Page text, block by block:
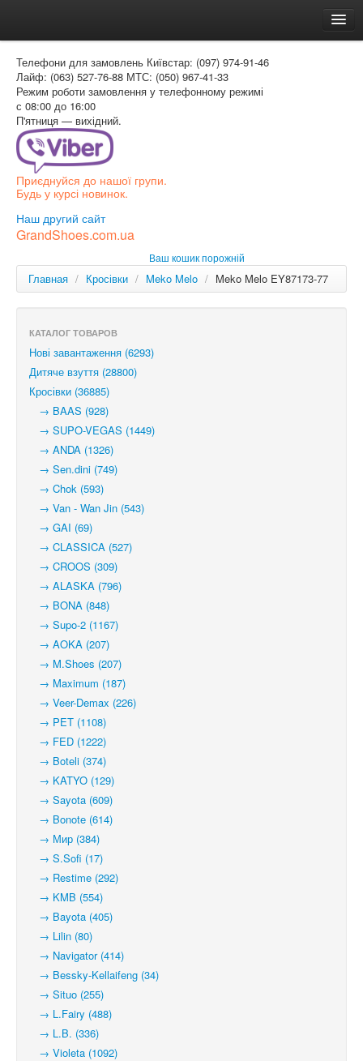
Доставка и оплата
Как заказать
Контакти
Таблиця розмірів
Вхід для покупця
РОС
Телефони для замовлень Київстар: (097) 974-91-46
Лайф: (063) 527-76-88 МТС: (050) 967-41-33
Режим роботи замовлення у телефонному режимі
с 08:00 до 16:00
П'ятниця — вихідний.
Приєднуйся до нашої групи.
Будь у курсі новинок.
Наш другий сайт
GrandShoes.com.ua
Ваш кошик порожній
Главная / Кросівки / Meko Melo / Meko Melo EY87173-77
КАТАЛОГ ТОВАРОВ
Нові завантаження (6293)
Дитяче взуття (28800)
Кросівки (36885)
→ BAAS (928)
→ SUPO-VEGAS (1449)
→ ANDA (1326)
→ Sen.dini (749)
→ Chok (593)
→ Van - Wan Jin (543)
→ GAI (69)
→ CLASSICA (527)
→ CROOS (309)
→ ALASKA (796)
→ BONA (848)
→ Supo-2 (1167)
→ AOKA (207)
→ M.Shoes (207)
→ Maximum (187)
→ Veer-Demax (226)
→ PET (1108)
→ FED (1222)
→ Boteli (374)
→ KATYO (129)
→ Sayota (609)
→ Bonote (614)
→ Мир (384)
→ S.Sofi (17)
→ Restime (292)
→ KMB (554)
→ Bayota (405)
→ Lilin (80)
→ Navigator (414)
→ Bessky-Kellaifeng (34)
→ Situo (255)
→ L.Fairy (488)
→ L.B. (336)
→ Violeta (1092)